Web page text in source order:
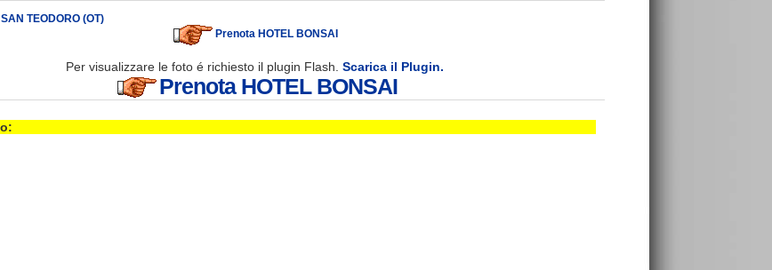
SAN TEODORO (OT)
Prenota HOTEL BONSAI
Per visualizzare le foto é richiesto il plugin Flash. Scarica il Plugin.
Prenota HOTEL BONSAI